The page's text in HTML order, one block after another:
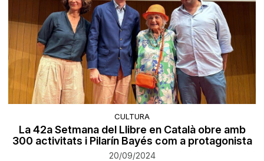
CULTURA
La 42a Setmana del Llibre en Català obre amb
300 activitats i Pilarín Bayés com a protagonista
20/09/2024